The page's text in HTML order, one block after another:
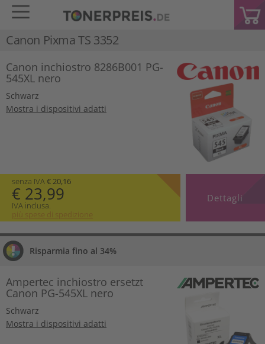
Canon Pixma TS 3352
Canon inchiostro 8286B001 PG-
545XL nero
Schwarz
Mostra i dispositivi adatti
senza IVA€ 20,16
€ 23,99
IVA inclusa.
più spese di spedizione
Dettagli
Risparmia fino al 34%
Ampertec inchiostro ersetzt
Canon PG-545XL nero
Schwarz
Mostra i dispositivi adatti